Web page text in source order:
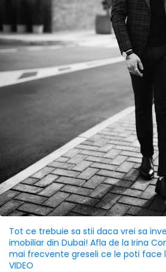
Tot ce trebuie sa stii daca vrei sa
imobiliar din Dubai! Afla de la Irina
mai frecvente greseli ce le poti face
VIDEO